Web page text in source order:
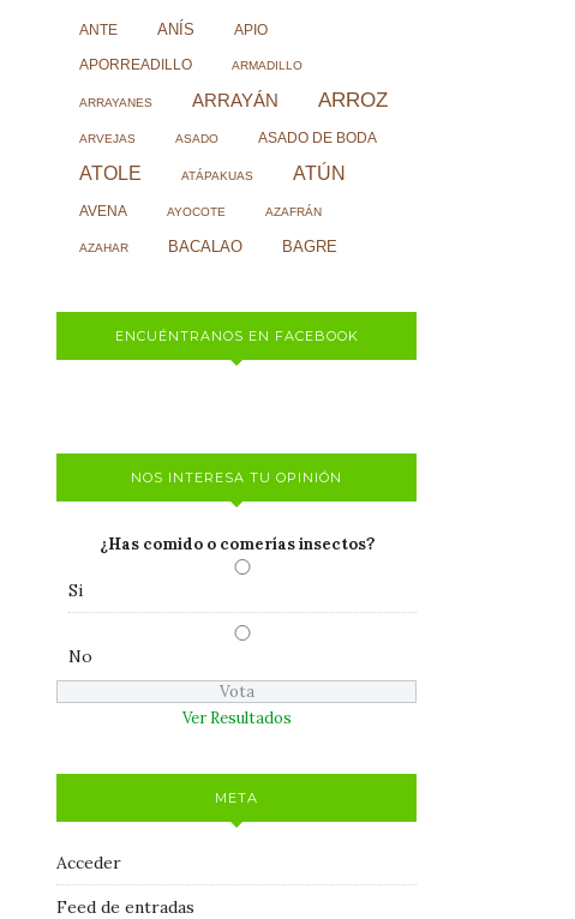
ANTE ANÍS APIO
APORREADILLO ARMADILLO
ARRAYANES ARRAYÁN ARROZ
ARVEJAS ASADO ASADO DE BODA
ATOLE ATÁPAKUAS ATÚN
AVENA AYOCOTE AZAFRÁN
AZAHAR BACALAO BAGRE
ENCUÉNTRANOS EN FACEBOOK
NOS INTERESA TU OPINIÓN
¿Has comido o comerías insectos?
Si
No
Ver Resultados
META
Acceder
Feed de entradas